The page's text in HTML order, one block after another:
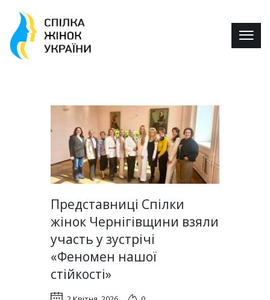
Представниці Спілки
жінок Чернігівщини взяли
участь у зустрічі
«Феномен нашої
стійкості»